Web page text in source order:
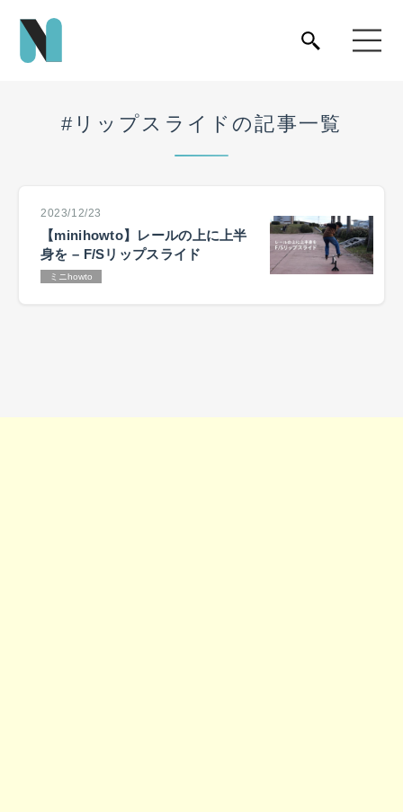
#リップスライドの記事一覧
2023/12/23
【minihowto】レールの上に上半
身を – F/Sリップスライド
ミニhowto